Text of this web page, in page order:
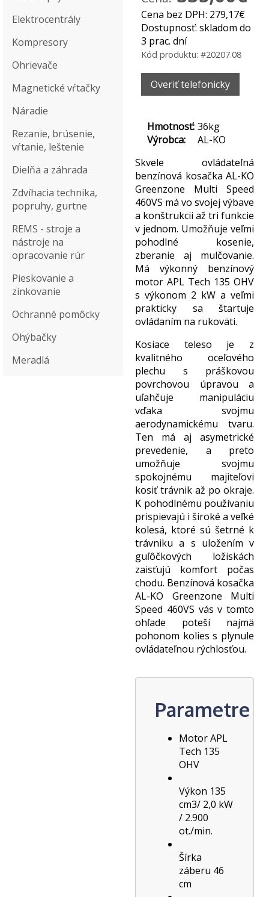
Elektrocentrály
Kompresory
Ohrievače
Magnetické vŕtačky
Náradie
Rezanie, brúsenie,
vŕtanie, leštenie
Dielňa a záhrada
Zdvíhacia technika,
popruhy, gurtne
REMS - stroje a
nástroje na
opracovanie rúr
Pieskovanie a
zinkovanie
Ochranné pomôcky
Ohýbačky
Meradlá
Cena bez DPH: 279,17€
Dostupnosť: skladom do
3 prac. dní
Kód produktu: #20207.08
Overiť telefonicky
Hmotnosť: 36kg
Výrobca:
AL-KO
Skvele ovládateľná
benzínová kosačka AL-KO
Greenzone Multi Speed
460VS má vo svojej výbave
a konštrukcii až tri funkcie
v jednom. Umožňuje veľmi
pohodlné kosenie,
zberanie aj mulčovanie.
Má výkonný benzínový
motor APL Tech 135 OHV
s výkonom 2 kW a veľmi
prakticky sa štartuje
ovládaním na rukoväti.
Kosiace teleso je z
kvalitného oceľového
plechu s práškovou
povrchovou úpravou a
uľahčuje manipuláciu
vďaka svojmu
aerodynamickému tvaru.
Ten má aj asymetrické
prevedenie, a preto
umožňuje svojmu
spokojnému majiteľovi
kosiť trávnik až po okraje.
K pohodlnému používaniu
prispievajú i široké a veľké
kolesá, ktoré sú šetrné k
trávniku a s uložením v
guľôčkových ložiskách
zaisťujú komfort počas
chodu. Benzínová kosačka
AL-KO Greenzone Multi
Speed 460VS vás v tomto
ohľade poteší najmä
pohonom kolies s plynule
ovládateľnou rýchlosťou.
Parametre
Motor APL
Tech 135
OHV
Výkon 135
cm3/ 2,0 kW
/ 2.900
ot./min.
Šírka
záberu 46
cm